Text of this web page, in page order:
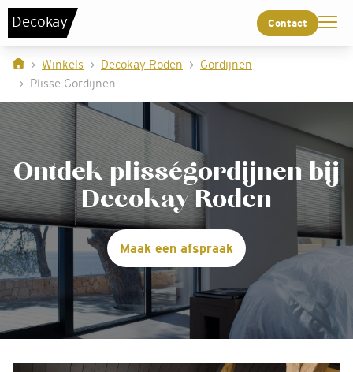
Decokay Contact
Winkels Decokay Roden
Gordijnen
Plisse Gordijnen
Ontdek plisségordijnen bij
Decokay Roden
Maak een afspraak